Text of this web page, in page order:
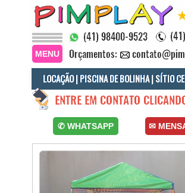
MENU
LOCAÇÃO | PISCINA DE BOLINHA | SÍTIO
Locação Piscina de Bolinha Sítio Cercado, Piscina de Bolinhas Sítio Cercado, Cama Elástica Sítio
Aluguel Piscina de Bolinhas Sítio Cercado, Aluguel de Brinquedos Curitiba, Aluguel Cama
✉
✆ WHATSAPP